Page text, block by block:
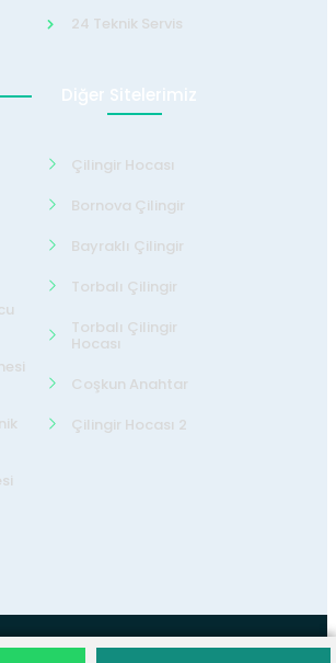
24 Teknik Servis
Diğer Sitelerimiz
Çilingir Hocası
Bornova Çilingir
Bayraklı Çilingir
Torbalı Çilingir
Torbalı Çilingir
Hocası
Coşkun Anahtar
Çilingir Hocası 2
24 Teknik ServisTüm Hakları